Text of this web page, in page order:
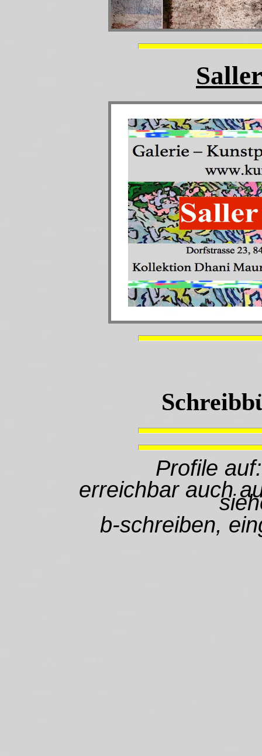
Profile
erreichbar auch
b-schreiben,